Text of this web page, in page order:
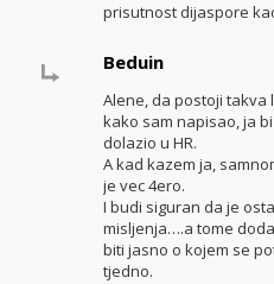
prisutnost dijaspore
Beduin
Alene, da postoji takva
kako sam napisao, ja
dolazio u HR.
A kad kazem ja,
je vec 4ero.
I budi siguran da je
misljenja….a tome
biti jasno o kojem se
tjedno.